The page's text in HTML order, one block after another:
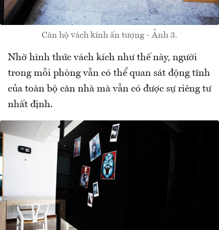
Căn hộ vách kính ấn tượng - Ảnh 3.
Nhờ hình thức vách kích như thế này, người
trong mỗi phòng vẫn có thể quan sát động tĩnh
của toàn bộ căn nhà mà vẫn có được sự riêng tư
nhất định.